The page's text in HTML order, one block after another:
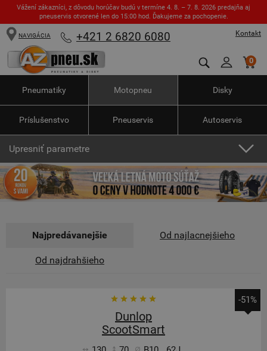
Vážení zákazníci, z dôvodu horúčav budú v termíne 4. 8. – 7. 8. 2026 predajňa aj
pneuservis otvorené len do 15:00 hod. Ďakujeme za pochopenie.
Kontakt
NAVIGÁCIA +421 2 6820 6080
0
Pneumatiky Motopneu Disky
Príslušenstvo Pneuservis Autoservis
Upresniť parametre
Najpredávanejšie Od najlacnejšieho
Od najdrahšieho
-51%
Dunlop
ScootSmart